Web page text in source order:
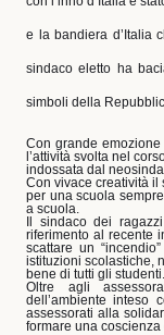
e la bandiera d’Italia
sindaco eletto ha
simboli della
Con grande
l’attività svolta nel
indossata dal
Con vivace creatività il
per una scuola
a scuola.
Il sindaco dei
riferimento al recente
scattare un
istituzioni scolastiche,
bene di tutti gli studenti.
Oltre agli
dell’ambiente inteso
assessorati alla
formare una